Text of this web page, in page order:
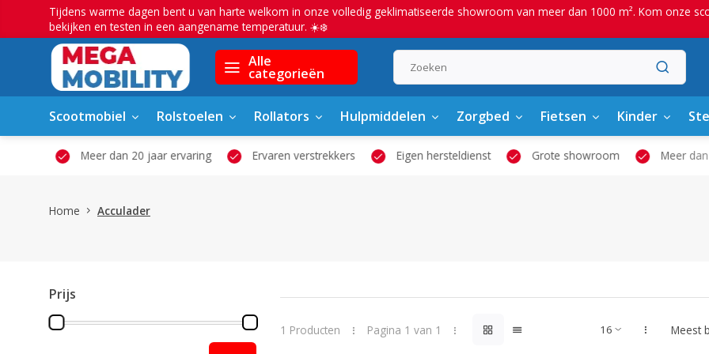
Tijdens warme dagen bent u van harte welkom in onze volledig geklimatiseerde showroom van meer dan 1000 m². Kom onze
bekijken en testen in een aangename temperatuur. ☀️❄️
Alle
categorieën
Scootmobiel Rolstoelen Rollators Hulpmiddelen Zorgbed Fietsen Kinder
Meer dan 20 jaar ervaring Ervaren verstrekkers Eigen hersteldienst Grote showroom Meer dan
Home Acculader
Prijs
1 Producten Pagina 1 van 1 Meest